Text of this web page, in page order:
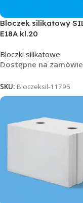
Bloczek silikatowy
E18A kl.20
Bloczki silikatowe
Dostępne na
SKU: Bloczeksil-11795